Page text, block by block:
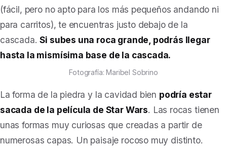
(fácil, pero no apto para los más pequeños andando ni
para carritos), te encuentras justo debajo de la
cascada. Si subes una roca grande, podrás llegar
hasta la mismísima base de la cascada.
Fotografía: Maribel Sobrino
La forma de la piedra y la cavidad bien podría estar
sacada de la película de Star Wars. Las rocas tienen
unas formas muy curiosas que creadas a partir de
numerosas capas. Un paisaje rocoso muy distinto.